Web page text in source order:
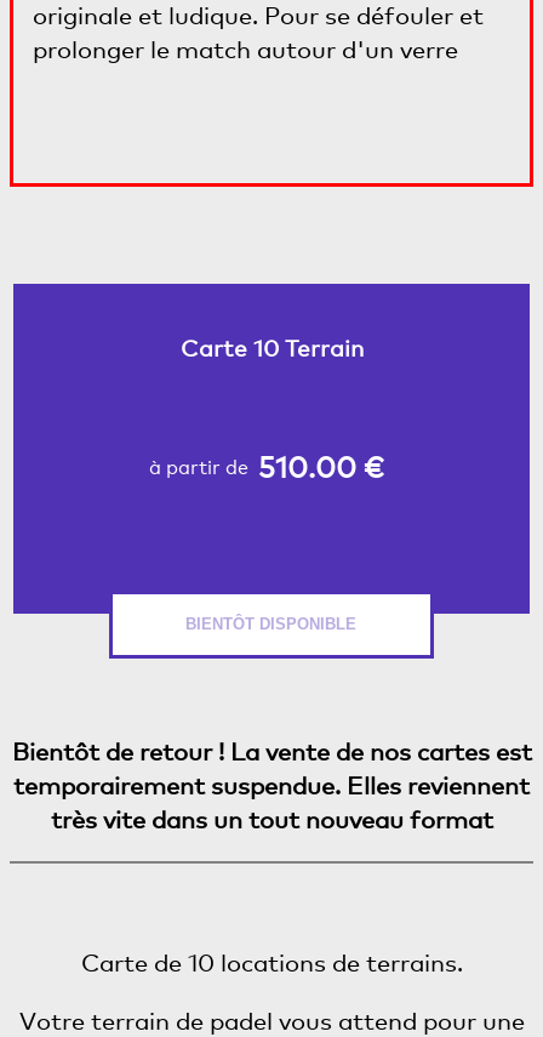
originale et ludique. Pour se défouler et
prolonger le match autour d'un verre
Carte 10 Terrain
à partir de 510.00 €
BIENTÔT DISPONIBLE
Bientôt de retour ! La vente de nos cartes est
temporairement suspendue. Elles reviennent
très vite dans un tout nouveau format
Carte de 10 locations de terrains.
Votre terrain de padel vous attend pour une